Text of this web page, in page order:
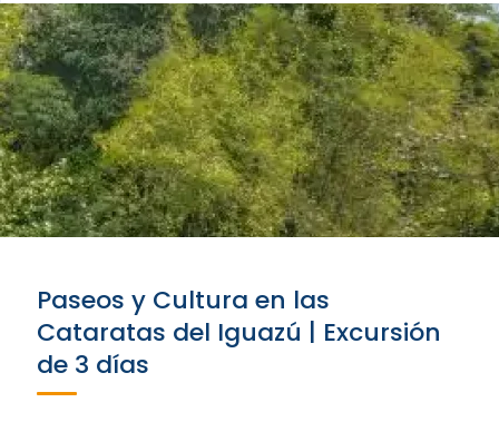
Paseos y Cultura en las
Cataratas del Iguazú | Excursión
de 3 días